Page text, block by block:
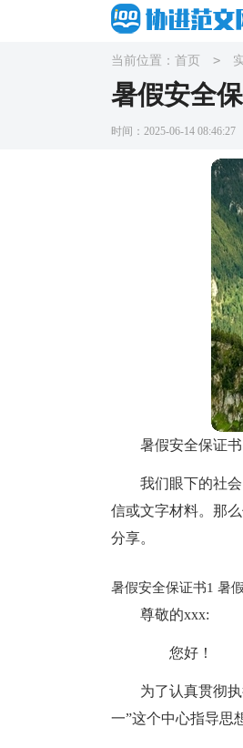
当前位置： 首页 >
暑假安全
时间：2025-06-14 08:46:27
暑假安全保证
我们眼下的社
信或文字材料。那
分享。
暑假安全保证书1
尊敬的xxx:
您好！
为了认真贯彻
一”这个中心指导思
暑